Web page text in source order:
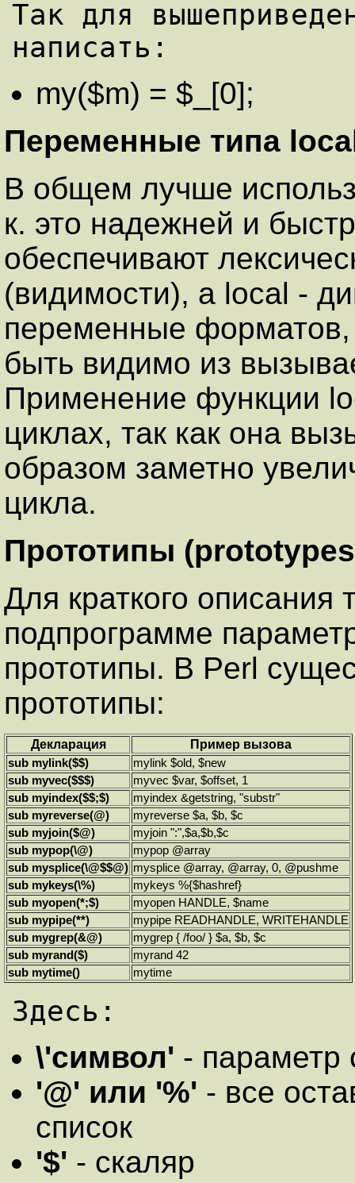
Так для
my($m) = $_[0];
Переменные типа
В общем лучше
к. это надежней и
обеспечивают
(видимости), а local -
переменные форматов,
быть видимо из
Применение функции
циклах, так как она
образом заметно
цикла.
Прототипы
Для краткого
подпрограмме
прототипы. В Perl
прототипы:
Декларация Пример вызова
sub mylink($$)
mylink $old, $new
sub myvec($$$)
myvec $var, $offset, 1
sub myindex($$;$)
myindex &getstring, "substr"
sub myreverse(@)
myreverse $a, $b, $c
sub myjoin($@)
myjoin ":",$a,$b,$c
sub mypop(\@)
mypop @array
sub mysplice(\@$$@) mysplice @array, @array, 0, @pushme
sub mykeys(\%)
mykeys %{$hashref}
sub myopen(*;$)
myopen HANDLE, $name
sub mypipe(**)
mypipe READHANDLE, WRITEHANDLE
sub mygrep(&@)
mygrep { /foo/ } $a, $b, $c
sub myrand($)
myrand 42
sub mytime()
mytime
\'символ' - параметр
'@' или '%' - все
список
'$' - скаляр